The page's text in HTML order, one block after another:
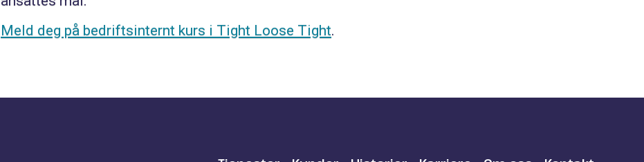
Meld deg på bedriftsinternt kurs i Tight Loose Tight.